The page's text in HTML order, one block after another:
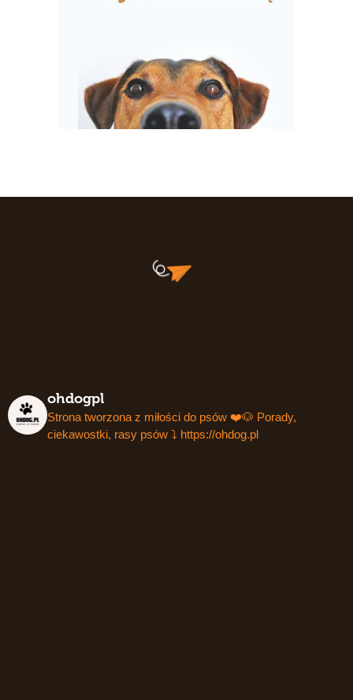
ohdogpl
Strona tworzona z miłości do psów ❤️🐶 Porady,
ciekawostki, rasy psów ⤵️ https://ohdog.pl